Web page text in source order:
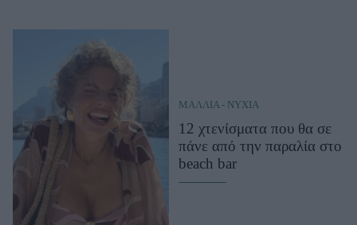
ΜΑΛΛΙΑ - ΝΥΧΙΑ
12 χτενίσματα που θα σε
πάνε από την παραλία στο
beach bar